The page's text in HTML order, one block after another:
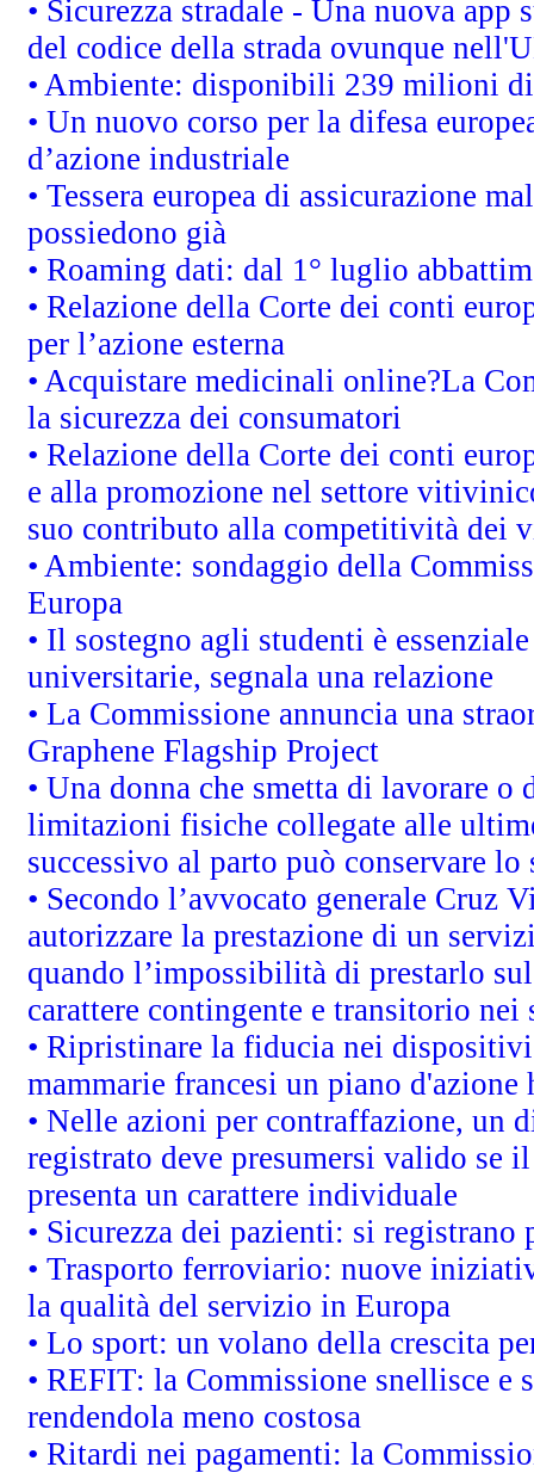
• Sicurezza stradale - Una nuova
del codice della strada ovunque
• Ambiente: disponibili 239 milioni
• Un nuovo corso per la difesa
d’azione industriale
• Tessera europea di assicurazione
possiedono già
• Roaming dati: dal 1° luglio
• Relazione della Corte dei conti
per l’azione esterna
• Acquistare medicinali online?La
la sicurezza dei consumatori
• Relazione della Corte dei conti
e alla promozione nel settore
suo contributo alla competitività dei
• Ambiente: sondaggio della
Europa
• Il sostegno agli studenti è
universitarie, segnala una relazione
• La Commissione annuncia una
Graphene Flagship Project
• Una donna che smetta di lavorare
limitazioni fisiche collegate alle
successivo al parto può conservare
• Secondo l’avvocato generale Cruz
autorizzare la prestazione di un
quando l’impossibilità di prestarlo
carattere contingente e transitorio
• Ripristinare la fiducia nei
mammarie francesi un piano
• Nelle azioni per contraffazione, un
registrato deve presumersi valido se
presenta un carattere individuale
• Sicurezza dei pazienti: si
• Trasporto ferroviario: nuove
la qualità del servizio in Europa
• Lo sport: un volano della crescita
• REFIT: la Commissione snellisce
rendendola meno costosa
• Ritardi nei pagamenti: la